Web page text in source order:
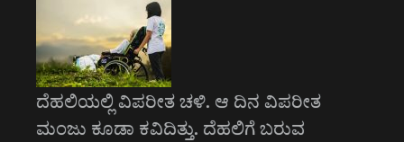
ದೆಹಲಿಯಲ್ಲಿ ವಿಪರೀತ ಚಳಿ. ಆ ದಿನ ವಿಪರೀತ
ಮಂಜು ಕೂಡಾ ಕವಿದಿತ್ತು. ದೆಹಲಿಗೆ ಬರುವ